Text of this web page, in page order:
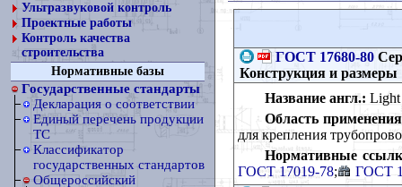
Ультразвуковой контроль
Проектные работы
Контроль качества
строительства
Нормативные базы
Государственные стандарты
Декларация о соответствии
Единый перечень продукции
ТС
Классификатор
государственных стандартов
Общероссийский
ГОСТ 17680-80
Конструкция и размеры
Название англ.: Light
Область
для крепления
Нормативные
ГОСТ 17019-78;
ГОСТ